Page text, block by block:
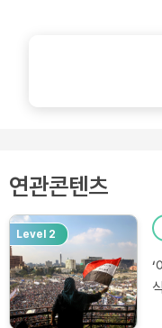
연관콘텐츠
Level 2
‘